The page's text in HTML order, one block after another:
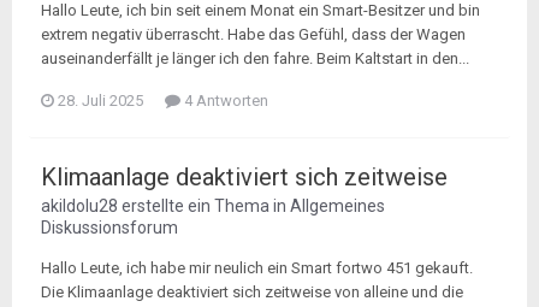
Hallo Leute, ich bin seit einem Monat ein Smart-Besitzer und bin
extrem negativ überrascht. Habe das Gefühl, dass der Wagen
auseinanderfällt je länger ich den fahre. Beim Kaltstart in den...
28. Juli 2025 4 Antworten
Klimaanlage deaktiviert sich zeitweise
akildolu28 erstellte ein Thema in Allgemeines
Diskussionsforum
Hallo Leute, ich habe mir neulich ein Smart fortwo 451 gekauft.
Die Klimaanlage deaktiviert sich zeitweise von alleine und die